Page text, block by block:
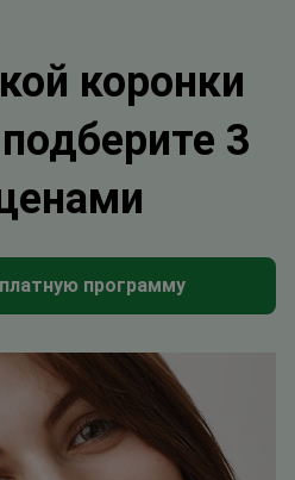
коронки
3
программу